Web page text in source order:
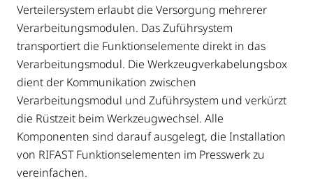
Verteilersystem erlaubt die Versorgung mehrerer
Verarbeitungsmodulen. Das Zuführsystem
transportiert die Funktionselemente direkt in das
Verarbeitungsmodul. Die Werkzeugverkabelungsbox
dient der Kommunikation zwischen
Verarbeitungsmodul und Zuführsystem und verkürzt
die Rüstzeit beim Werkzeugwechsel. Alle
Komponenten sind darauf ausgelegt, die Installation
von RIFAST Funktionselementen im Presswerk zu
vereinfachen.